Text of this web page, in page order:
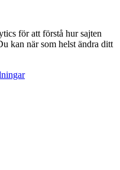
för att förstå hur sajten
kan när som helst ändra ditt